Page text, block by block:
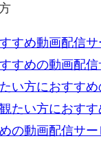
すめ動画配信
すめの動画配
い方におすす
たい方におす
の動画配信サ